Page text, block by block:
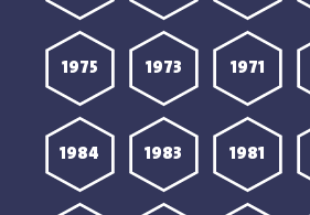
1971
1973
1975
1981
1983
1984